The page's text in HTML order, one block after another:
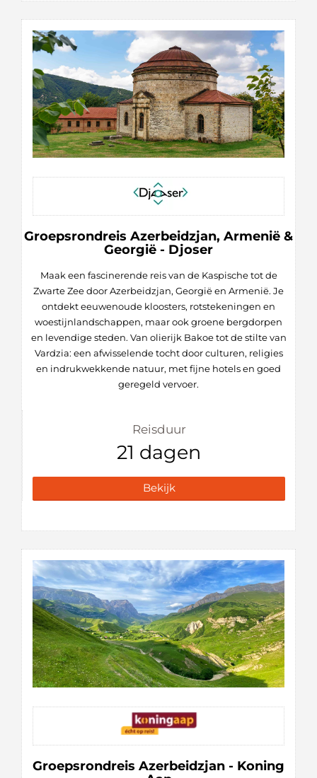
Groepsrondreis Azerbeidzjan, Armenië &
Georgië - Djoser
Maak een fascinerende reis van de Kaspische tot de
Zwarte Zee door Azerbeidzjan, Georgië en Armenië. Je
ontdekt eeuwenoude kloosters, rotstekeningen en
woestijnlandschappen, maar ook groene bergdorpen
en levendige steden. Van olierijk Bakoe tot de stilte van
Vardzia: een afwisselende tocht door culturen, religies
en indrukwekkende natuur, met fijne hotels en goed
geregeld vervoer.
Reisduur
21 dagen
Bekijk
Groepsrondreis Azerbeidzjan - Koning